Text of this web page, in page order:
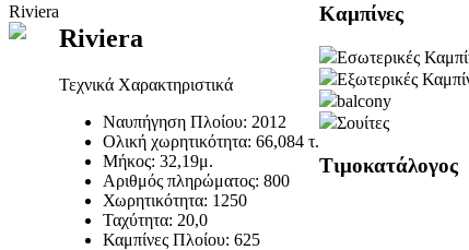
Riviera
Riviera
Τεχνικά Χαρακτηριστικά
Ναυπήγηση Πλοίου: 2012
Ολική χωρητικότητα: 66,084 τ.
Μήκος: 32,19μ.
Αριθμός πληρώματος: 800
Χωρητικότητα: 1250
Ταχύτητα: 20,0
Καμπίνες Πλοίου: 625
Καμπίνες
Εσωτερικές
Εξωτερικές
balcony
Σουίτες
Τιμοκατάλογος